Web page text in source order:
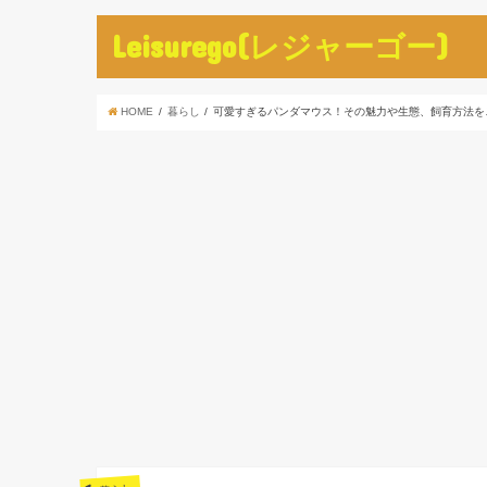
Leisurego(レジャーゴー)
HOME 暮らし 可愛すぎるパンダマウス！その魅力や生態、飼育方法を